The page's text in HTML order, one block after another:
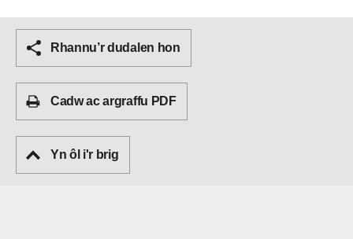
Rhannu’r dudalen hon
Cadw ac argraffu PDF
Yn ôl i'r brig